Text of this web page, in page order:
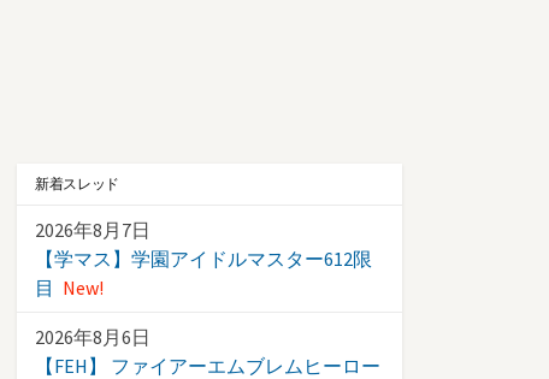
新着スレッド
2026年8月7日
【学マス】学園アイドルマスター612限
目 New!
2026年8月6日
【FEH】 ファイアーエムブレムヒーロー